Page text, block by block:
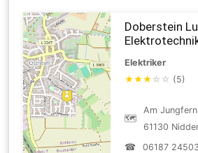
Doberstein
Elektriker
★★★ ☆ ☆ (5)
🗺
Am
61130
☎
06187 24503